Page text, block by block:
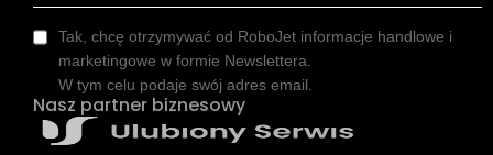
Tak, chcę otrzymywać od RoboJet informacje handlowe i
marketingowe w formie Newslettera.
W tym celu podaje swój adres email.
Nasz partner biznesowy